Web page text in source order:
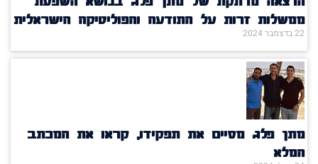
ממשלות זרות על התודעה והפוליטיקה הישראלית
22 בדצמבר 2024
מתן פלג מסיים את תפקידו, קראו את המכתב
המלא